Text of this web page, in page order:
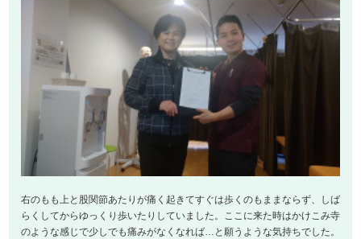
右のもも上と股関節あたりが痛く起きてすぐは歩くのもままならず、しば
らくしてからゆっくり歩いたりしていました。ここに来た時はかけこみ寺
のような感じで少しでも痛みがなくなれば…と願うような気持ちでした。